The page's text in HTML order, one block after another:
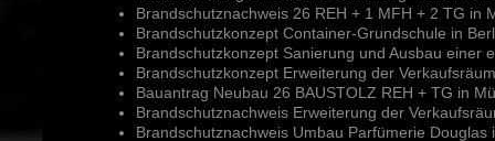
Brandschutznachweis 26 REH + 1 MFH + 2 TG in
Brandschutzkonzept Container-Grundschule in
Brandschutzkonzept Sanierung und Ausbau einer
Brandschutzkonzept Erweiterung der
Bauantrag Neubau 26 BAUSTOLZ REH + TG in
Brandschutznachweis Erweiterung der
Brandschutznachweis Umbau Parfümerie Douglas